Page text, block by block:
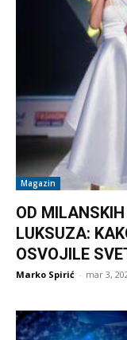
Magazin
OD
LUKSUZA:
OSVOJILE
Marko Spirić - mar 3,